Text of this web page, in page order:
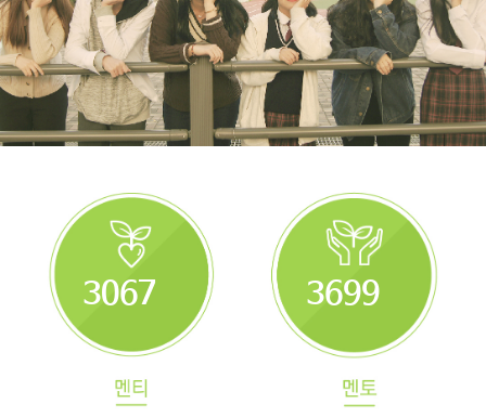
3067 3699